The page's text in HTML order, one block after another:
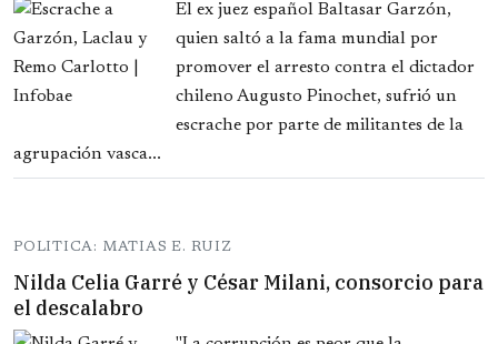
El ex juez español Baltasar Garzón,
quien saltó a la fama mundial por
promover el arresto contra el dictador
chileno Augusto Pinochet, sufrió un
escrache por parte de militantes de la
agrupación vasca...
POLITICA: MATIAS E. RUIZ
Nilda Celia Garré y César Milani, consorcio para
el descalabro